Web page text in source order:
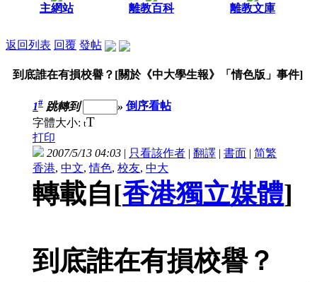
主網站 離教百科 離教文庫
返回列表 回覆 發帖
到底誰在有損校譽？[關於《中大學生報》「情色版」事件]
1# 跳轉到 » 倒序看帖
字體大小: tT
打印
2007/5/13 04:03 | 只看該作者 | 翻譯 | 書面 | 简繁
香港, 中文,情色, 校友, 中大
轉載自[香港獨立媒體]
到底誰在有損校譽？